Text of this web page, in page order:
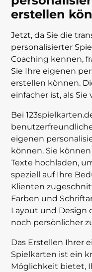
erstellen
Jetzt, da Sie die
personalisierter
Coaching kennen,
Sie Ihre eigenen
erstellen können.
einfacher ist, als
Bei
eigenen
können. Sie
Texte hochladen,
speziell auf Ihre
Klienten
Farben und
Layout und Design
noch persönlicher
Das Erstellen Ihrer
Spielkarten ist ein
Möglichkeit bietet,